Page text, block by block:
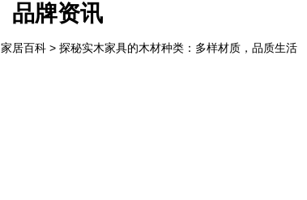
品牌资讯
家居百科 > 探秘实木家具的木材种类：多样材质，品质生活